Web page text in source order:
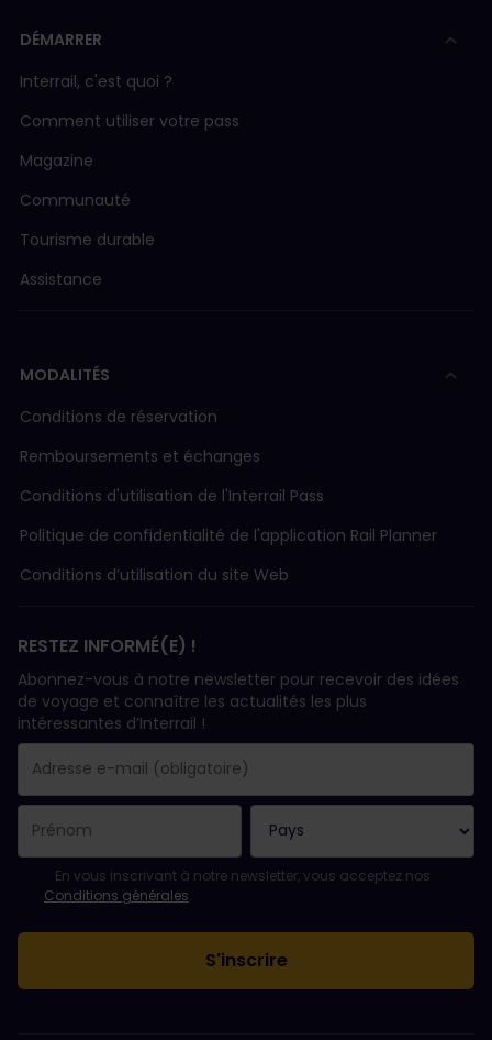
DÉMARRER
Interrail, c'est quoi ?
Comment utiliser votre pass
Magazine
Communauté
Tourisme durable
Assistance
MODALITÉS
Conditions de réservation
Remboursements et échanges
Conditions d'utilisation de l'Interrail Pass
Politique de confidentialité de l'application Rail Planner
Conditions d’utilisation du site Web
RESTEZ INFORMÉ(E) !
Abonnez-vous à notre newsletter pour recevoir des idées
de voyage et connaître les actualités les plus
intéressantes d’Interrail !
Le champ adresse e-mail est obligatoire.
L'adresse e-mail n'est pas valide !
L'inscription à la newsletter a échoué. Veuillez réessayer
Vous êtes déjà abonné(e) à cette newsletter.
Veuillez accepter les conditions générales pour vous inscrire à
En vous inscrivant à notre newsletter, vous acceptez nos
Conditions générales.